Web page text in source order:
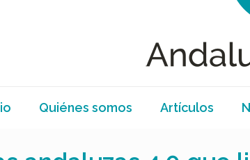
Quiénes somos Artículos